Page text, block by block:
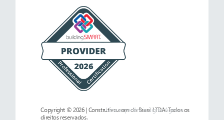
Copyright © 2026 | Construtivo.com do Brasil LTDA. Todos os
direitos reservados.
Uma experiência digitalAges.es